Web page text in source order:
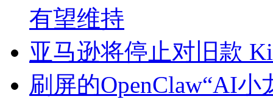
有望维持
亚马逊将停止对旧款
刷屏的OpenClaw“AI